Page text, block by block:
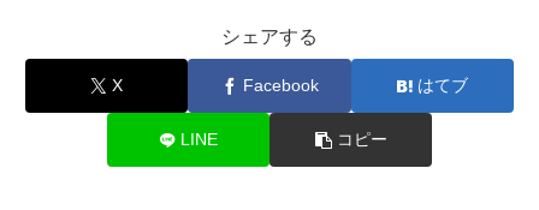
シェアする
X Facebook はてブ
LINE コピー